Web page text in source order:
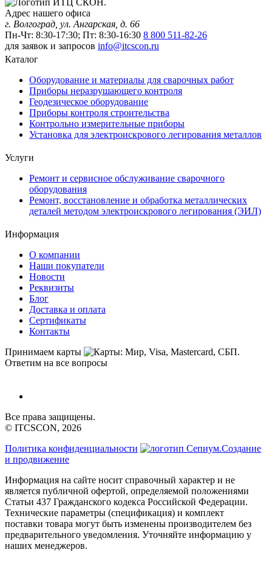
Адрес нашего офиса
г. Волгоград, ул. Ангарская, д. 66
Пн-Чт: 8:30-17:30; Пт: 8:30-16:30 8 800 511-82-26
для заявок и запросов info@itcscon.ru
Каталог
Оборудование и материалы для сварочных работ
Приборы неразрушающего контроля
Геодезическое оборудование
Приборы контроля строительства
Контрольно измерительные приборы
Установка для электроискрового легирования металлов
Услуги
Ремонт и сервисное обслуживание сварочного
оборудования
Ремонт, восстановление и обработка металлических
деталей методом электроискрового легирования (ЭИЛ)
Информация
О компании
Наши покупатели
Новости
Реквизиты
Блог
Доставка и оплата
Сертификаты
Контакты
Принимаем карты
Ответим на все вопросы
Все права защищены.
© ITCSCON, 2026
Политика конфиденциальности
Создание
и продвижение
Информация на сайте носит справочный характер и не
является публичной офертой, определяемой положениями
Статьи 437 Гражданского кодекса Российской Федерации.
Технические параметры (спецификация) и комплект
поставки товара могут быть изменены производителем без
предварительного уведомления. Уточняйте информацию у
наших менеджеров.